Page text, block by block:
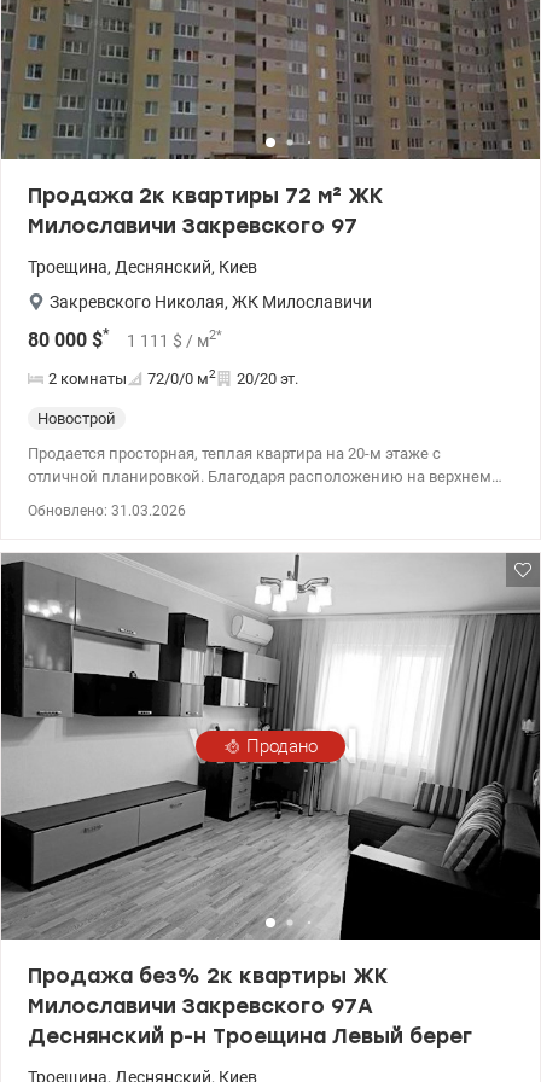
Продажа 2к квартиры 72 м² ЖК
Милославичи Закревского 97
Троещина, Деснянский, Киев
Закревского Николая, ЖК Милославичи
80 000 $* 1 111 $ / м2*
2 комнаты 72/0/0 м2 20/20 эт.
Новострой
Продается просторная, теплая квартира на 20-м этаже с
отличной планировкой. Благодаря расположению на верхнем
в центре квартиры, но ее можно перенести в другую комнату,
превратив простор в кухню-студию с двумя отдельными
комнатами. Есть также просторный двойной коридор, который
можно переоборудовать в дополнительную комнату или
гардеробную. Установлены счетчики на воду и электричество.
Остекленная лоджия обеспечивает дополнительный комфорт. В
квартире остается встроенная кухня с техникой: электроплита,
вытяжка. Подъезды чистые, есть консьерж и кодовый замок.
т.044 200 10 80 Valion.ua/1119825
Обновлено: 31.03.2026
Продано
Продажа без% 2к квартиры ЖК
Милославичи Закревского 97А
Деснянский р-н Троещина Левый берег
Троещина, Деснянский, Киев